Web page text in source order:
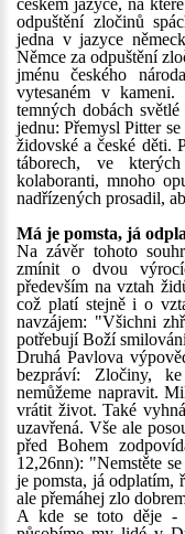
českém jazyce, na
odpuštění zločinů
jedna v jazyce
Němce za odpuštění
jménu českého
vytesaném v
temných dobách
jednu: Přemysl Pitter
židovské a české děti.
táborech, ve
kolaboranti, mnoho
nadřízených prosadil,
Má je pomsta, já
Na závěr tohoto
zmínit o dvou
především na vztah
což platí stejně i o
navzájem: "Všichni
potřebují Boží
Druhá Pavlova
bezpráví: Zločiny,
nemůžeme napravit.
vrátit život. Také
uzavřená. Vše ale
před Bohem
12,26nn): "Nemstěte
je pomsta, já odplatím,
ale přemáhej zlo
A kde se toto děje -